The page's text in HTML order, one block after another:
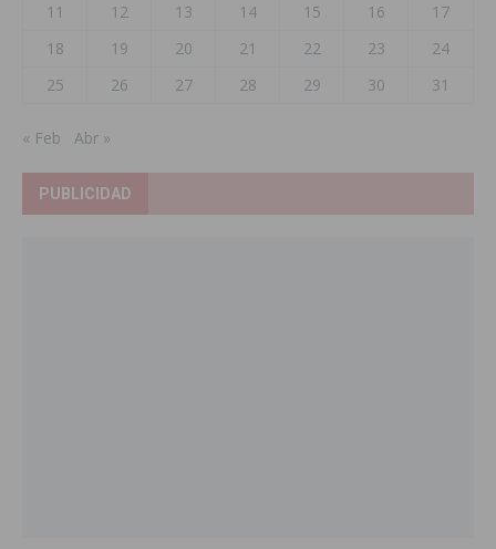
11
12 13 14 15 16
17
18
19 20 21 22 23
24
25
26 27 28 29 30 31
« Feb Abr »
PUBLICIDAD